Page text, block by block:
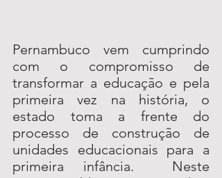
Pernambuco vem cumprindo
com o compromisso de
transformar a educação e pela
primeira vez na história, o
estado toma a frente do
processo de construção de
unidades educacionais para a
primeira infância.  Neste